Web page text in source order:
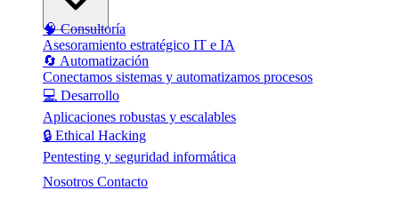
🧠 Consultoría
Asesoramiento estratégico IT e IA
🔄 Automatización
Conectamos sistemas y automatizamos procesos
💻 Desarrollo
Aplicaciones robustas y escalables
🔒 Ethical Hacking
Pentesting y seguridad informática
Nosotros Contacto